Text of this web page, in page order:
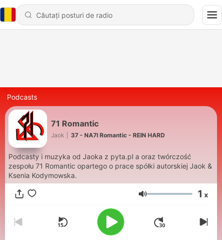
Podcasts
71 Romantic
Jaok 37 - NA7I Romantic - REIN HARD
Podcasty i muzyka od Jaoka z pyta.pl a oraz twórczość
zespołu 71 Romantic opartego o prace spółki autorskiej Jaok &
Ksenia Kodymowska.
Volum 1 x